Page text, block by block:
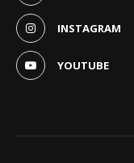
INSTAGRAM
YOUTUBE